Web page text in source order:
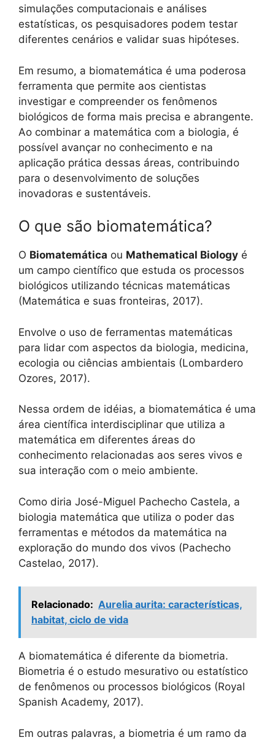
simulações computacionais e análises
estatísticas, os pesquisadores podem testar
diferentes cenários e validar suas hipóteses.
Em resumo, a biomatemática é uma poderosa
ferramenta que permite aos cientistas
investigar e compreender os fenômenos
biológicos de forma mais precisa e abrangente.
Ao combinar a matemática com a biologia, é
possível avançar no conhecimento e na
aplicação prática dessas áreas, contribuindo
para o desenvolvimento de soluções
inovadoras e sustentáveis.
O que são biomatemática?
O Biomatemática ou Mathematical Biology é
um campo científico que estuda os processos
biológicos utilizando técnicas matemáticas
(Matemática e suas fronteiras, 2017).
Envolve o uso de ferramentas matemáticas
para lidar com aspectos da biologia, medicina,
ecologia ou ciências ambientais (Lombardero
Ozores, 2017).
Nessa ordem de idéias, a biomatemática é uma
área científica interdisciplinar que utiliza a
matemática em diferentes áreas do
conhecimento relacionadas aos seres vivos e
sua interação com o meio ambiente.
Como diria José-Miguel Pachecho Castela, a
biologia matemática que utiliza o poder das
ferramentas e métodos da matemática na
exploração do mundo dos vivos (Pachecho
Castelao, 2017).
Relacionado: Aurelia aurita: características,
habitat, ciclo de vida
A biomatemática é diferente da biometria.
Biometria é o estudo mesurativo ou estatístico
de fenômenos ou processos biológicos (Royal
Spanish Academy, 2017).
Em outras palavras, a biometria é um ramo da